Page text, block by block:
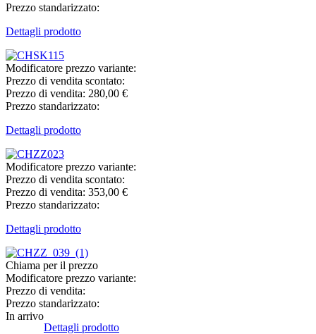
Prezzo standarizzato:
Dettagli prodotto
Modificatore prezzo variante:
Prezzo di vendita scontato:
Prezzo di vendita: 280,00 €
Prezzo standarizzato:
Dettagli prodotto
Modificatore prezzo variante:
Prezzo di vendita scontato:
Prezzo di vendita: 353,00 €
Prezzo standarizzato:
Dettagli prodotto
Chiama per il prezzo
Modificatore prezzo variante:
Prezzo di vendita:
Prezzo standarizzato:
In arrivo
Dettagli prodotto